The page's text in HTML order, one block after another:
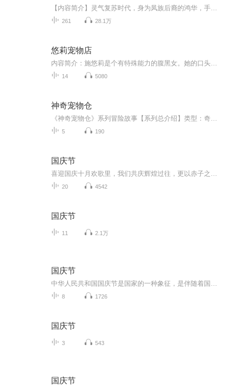
261 28.1万
悠莉宠物店
14 5080
神奇宠物仓
5 190
国庆节
20 4542
国庆节
11 2.1万
国庆节
8 1726
国庆节
3 543
国庆节